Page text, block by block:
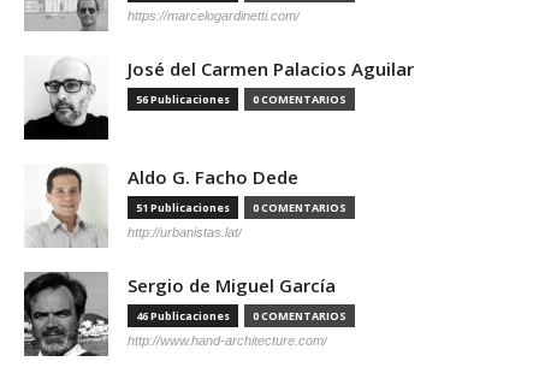
https://marcelogardinetti.com/
José del Carmen Palacios Aguilar
56 Publicaciones 0 COMENTARIOS
Aldo G. Facho Dede
51 Publicaciones 0 COMENTARIOS
http://urbanistas.lat/
Sergio de Miguel García
46 Publicaciones 0 COMENTARIOS
http://www.hand-architecture.com/